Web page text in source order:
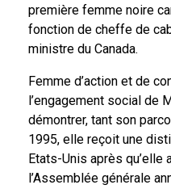
première femme noire
fonction de cheffe de
ministre du Canada.
Femme d’action et de
l’engagement social de
démontrer, tant son
1995, elle reçoit une
Etats-Unis après qu’elle
l’Assemblée générale